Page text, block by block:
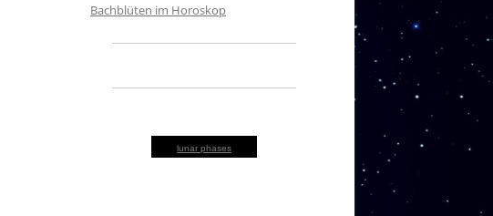
Bachblüten im Horoskop
lunar phases